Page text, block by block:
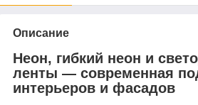
Описание
Неон, гибкий неон и
ленты — современная
интерьеров и фасадов